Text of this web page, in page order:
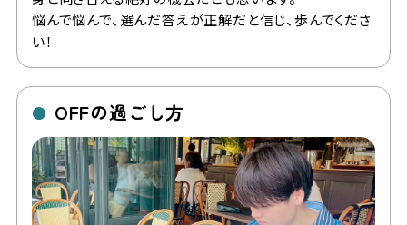
悩んで悩んで、選んだ答えが正解だと信じ、歩んでくださ
い！
● OFFの過ごし方